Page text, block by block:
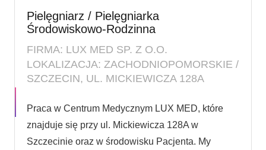
Pielęgniarz / Pielęgniarka
Środowiskowo-Rodzinna
FIRMA: LUX MED SP. Z O.O.
LOKALIZACJA: ZACHODNIOPOMORSKIE /
SZCZECIN, UL. MICKIEWICZA 128A
Praca w Centrum Medycznym LUX MED, które
znajduje się przy ul. Mickiewicza 128A w
Szczecinie oraz w środowisku Pacjenta. My